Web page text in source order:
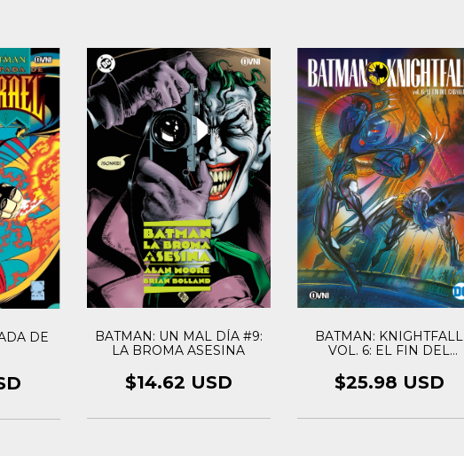
DE
BATMAN: UN MAL DÍA #9:
LA BROMA ASESINA
$14.62 USD
BATMAN: KNIGHTFALL
VOL. 6: EL FIN DEL
$25.98 USD